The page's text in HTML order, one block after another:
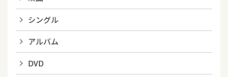
シングル
アルバム
DVD